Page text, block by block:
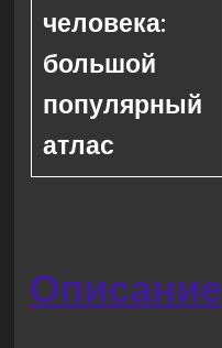
человека:
большой
популярный
атлас
Описание